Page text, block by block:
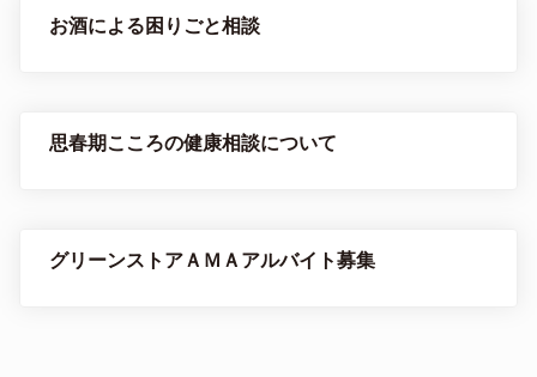
お酒による困りごと相談
思春期こころの健康相談について
グリーンストアＡＭＡアルバイト募集